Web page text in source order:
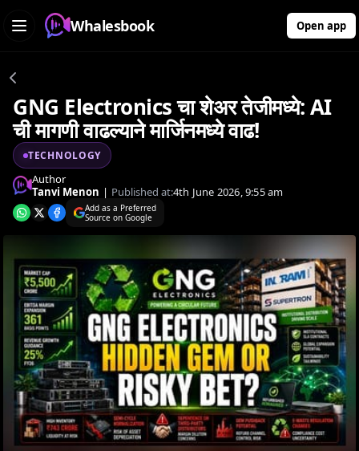
Whalesbook Open app
GNG Electronics चा शेअर तेजीमध्ये: AI
ची मागणी वाढल्याने मार्जिनमध्ये वाढ!
TECHNOLOGY
Author
Tanvi Menon | Published at:4th June 2026, 9:55 am
Add as a Preferred
Source on Google